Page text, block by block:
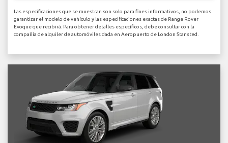
Las especificaciones que se muestran son solo para fines informativos, no podemos
garantizar el modelo de vehículo y las especificaciones exactas de Range Rover
Evoque que recibirá. Para obtener detalles específicos, debe consultar con la
compañía de alquiler de automóviles dada en Aeropuerto de London Stansted.